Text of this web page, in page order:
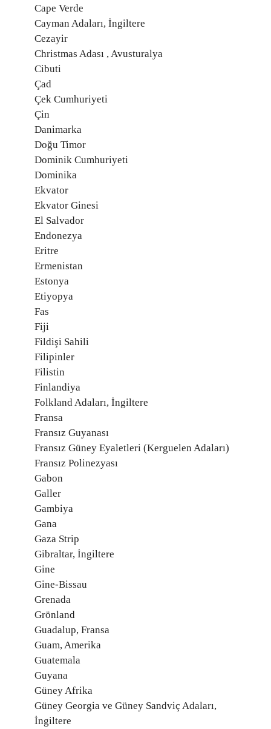
Cape Verde
Cayman Adaları, İngiltere
Cezayir
Christmas Adası , Avusturalya
Cibuti
Çad
Çek Cumhuriyeti
Çin
Danimarka
Doğu Timor
Dominik Cumhuriyeti
Dominika
Ekvator
Ekvator Ginesi
El Salvador
Endonezya
Eritre
Ermenistan
Estonya
Etiyopya
Fas
Fiji
Fildişi Sahili
Filipinler
Filistin
Finlandiya
Folkland Adaları, İngiltere
Fransa
Fransız Guyanası
Fransız Güney Eyaletleri (Kerguelen Adaları)
Fransız Polinezyası
Gabon
Galler
Gambiya
Gana
Gaza Strip
Gibraltar, İngiltere
Gine
Gine-Bissau
Grenada
Grönland
Guadalup, Fransa
Guam, Amerika
Guatemala
Guyana
Güney Afrika
Güney Georgia ve Güney Sandviç Adaları,
İngiltere